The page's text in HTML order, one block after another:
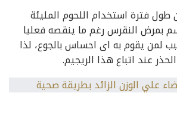
طول فترة استخدام اللحوم المليئة
بمرض النقرس رغم ما ينقصه فعليا
لمن يقوم به اى احساس بالجوع، لذا
عند اتباع هذا الريجيم.